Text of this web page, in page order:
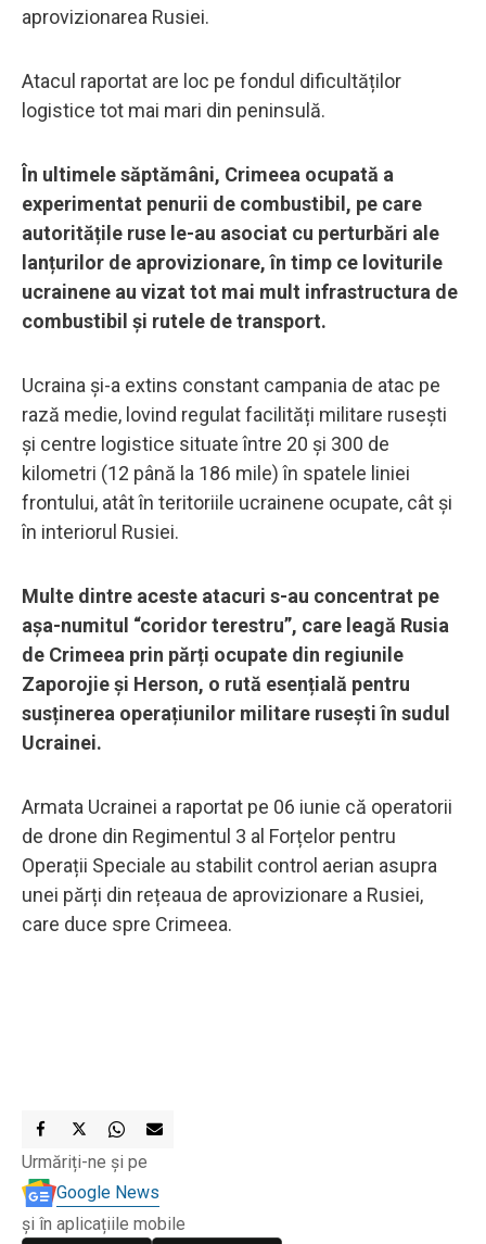
aprovizionarea Rusiei.
Atacul raportat are loc pe fondul dificultăților
logistice tot mai mari din peninsulă.
În ultimele săptămâni, Crimeea ocupată a
experimentat penurii de combustibil, pe care
autoritățile ruse le-au asociat cu perturbări ale
lanțurilor de aprovizionare, în timp ce loviturile
ucrainene au vizat tot mai mult infrastructura de
combustibil și rutele de transport.
Ucraina și-a extins constant campania de atac pe
rază medie, lovind regulat facilități militare rusești
și centre logistice situate între 20 și 300 de
kilometri (12 până la 186 mile) în spatele liniei
frontului, atât în teritoriile ucrainene ocupate, cât și
în interiorul Rusiei.
Multe dintre aceste atacuri s-au concentrat pe
așa-numitul “coridor terestru”, care leagă Rusia
de Crimeea prin părți ocupate din regiunile
Zaporojie și Herson, o rută esențială pentru
susținerea operațiunilor militare rusești în sudul
Ucrainei.
Armata Ucrainei a raportat pe 06 iunie că operatorii
de drone din Regimentul 3 al Forțelor pentru
Operații Speciale au stabilit control aerian asupra
unei părți din rețeaua de aprovizionare a Rusiei,
care duce spre Crimeea.
Urmăriți-ne și pe
Google News
și în aplicațiile mobile